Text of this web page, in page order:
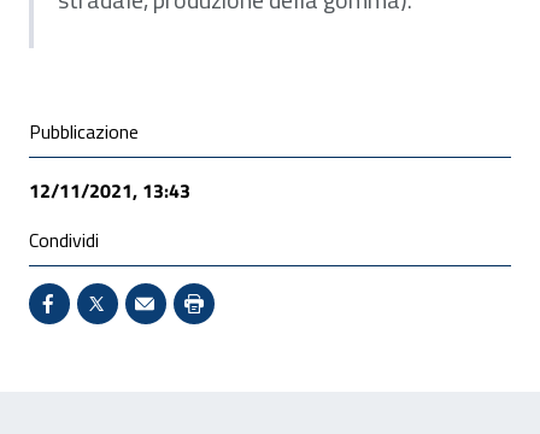
Condivisione social
Pubblicazione
12/11/2021, 13:43
Condividi
Condividi su Facebook - Sito esterno - Apertura in
X - Sito esterno - Apertura in nuova finestra
Invio Mail: apre il programma di posta
Stampa pagina: scelta meno